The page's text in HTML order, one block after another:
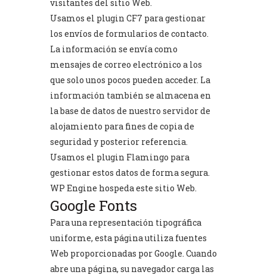
visitantes del sitio Web.
Usamos el plugin CF7 para gestionar
los envíos de formularios de contacto.
La información se envía como
mensajes de correo electrónico a los
que solo unos pocos pueden acceder. La
información también se almacena en
la base de datos de nuestro servidor de
alojamiento para fines de copia de
seguridad y posterior referencia.
Usamos el plugin Flamingo para
gestionar estos datos de forma segura.
WP Engine hospeda este sitio Web.
Google Fonts
Para una representación tipográfica
uniforme, esta página utiliza fuentes
Web proporcionadas por Google. Cuando
abre una página, su navegador carga las